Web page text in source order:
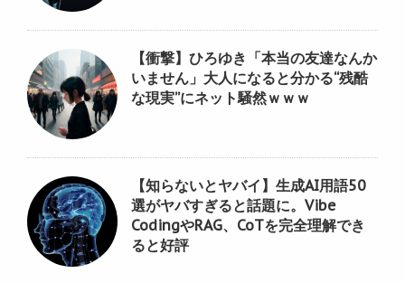
【衝撃】ひろゆき「本当の友達なんか
いません」大人になると分かる“残酷
な現実”にネット騒然ｗｗｗ
【知らないとヤバイ】生成AI用語50
選がヤバすぎると話題に。Vibe
CodingやRAG、CoTを完全理解でき
ると好評